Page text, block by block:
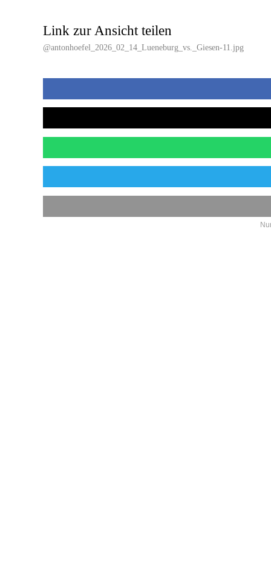
Link zur Ansicht teilen
@antonhoefel_2026_02_14_Lueneburg_vs._Giesen-11.jpg